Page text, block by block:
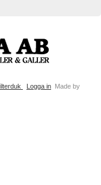
Logga in Made by